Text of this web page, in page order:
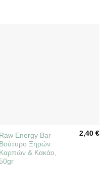
Raw Energy Bar
Βούτυρο Ξηρών
Καρπών & Κακάο,
50gr
2,40€